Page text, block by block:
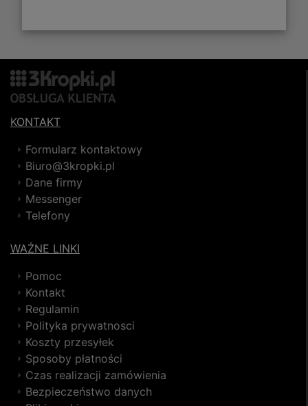
KONTAKT
Formularz kontaktowy
Biuro@3kropki.pl
Dane firmy
Messenger
Telefony
WAŻNE LINKI
Pomoc
Kontakt
Regulamin
Polityka prywatnosci
Koszty przesyłek
Sposoby płatności
Czas realizacji zamówienia
Bezpieczeństwo danych